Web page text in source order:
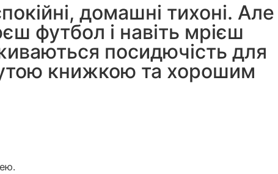
домашні тихоні. Але
футбол і навіть мрієш
посидючість для
книжкою та хорошим